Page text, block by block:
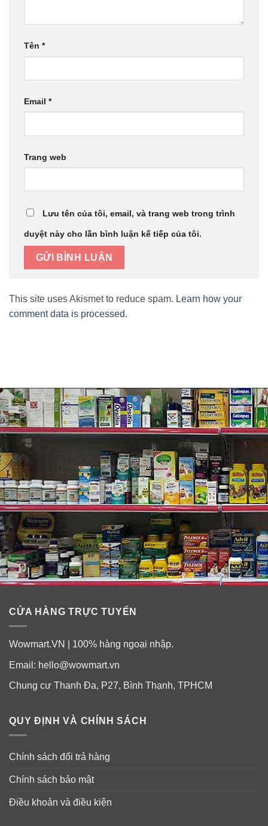
Tên *
Email *
Trang web
Lưu tên của tôi, email, và trang web trong trình
duyệt này cho lần bình luận kế tiếp của tôi.
This site uses Akismet to reduce spam. Learn how your
comment data is processed.
CỬA HÀNG TRỰC TUYẾN
Wowmart.VN | 100% hàng ngoại nhập.
Email: hello@wowmart.vn
Chung cư Thanh Đa, P27, Bình Thạnh, TPHCM
QUY ĐỊNH VÀ CHÍNH SÁCH
Chính sách đổi trả hàng
Chính sách bảo mật
Điều khoản và điều kiện